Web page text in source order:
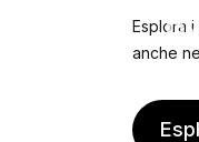
Esplora
anche